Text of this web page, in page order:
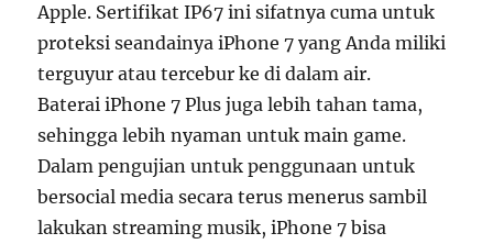
Apple. Sertifikat IP67 ini sifatnya cuma untuk
proteksi seandainya iPhone 7 yang Anda miliki
terguyur atau tercebur ke di dalam air.
Baterai iPhone 7 Plus juga lebih tahan tama,
sehingga lebih nyaman untuk main game.
Dalam pengujian untuk penggunaan untuk
bersocial media secara terus menerus sambil
lakukan streaming musik, iPhone 7 bisa